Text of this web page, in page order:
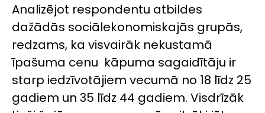
Analizējot respondentu atbildes
dažādās sociālekonomiskajās grupās,
redzams, ka visvairāk nekustamā
īpašuma cenu kāpuma sagaidītāju ir
starp iedzīvotājiem vecumā no 18 līdz 25
gadiem un 35 līdz 44 gadiem. Visdrīzāk